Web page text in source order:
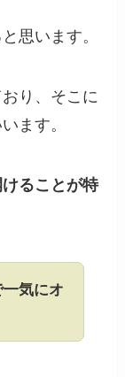
思います。
り、そこに
ます。
ることが特
気にオ